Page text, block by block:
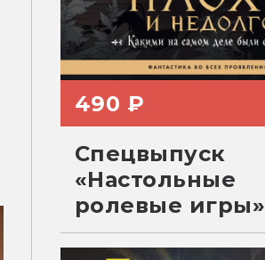
490 ₽
Спецвыпуск
«Настольные
ролевые игры»